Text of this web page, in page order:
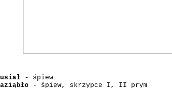
- śpiew
- śpiew, skrzypce I, II prym